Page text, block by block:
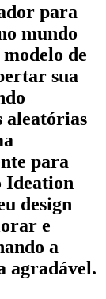
para
mundo
de
sua
aleatórias
para
Ideation
design
e
a
agradável.